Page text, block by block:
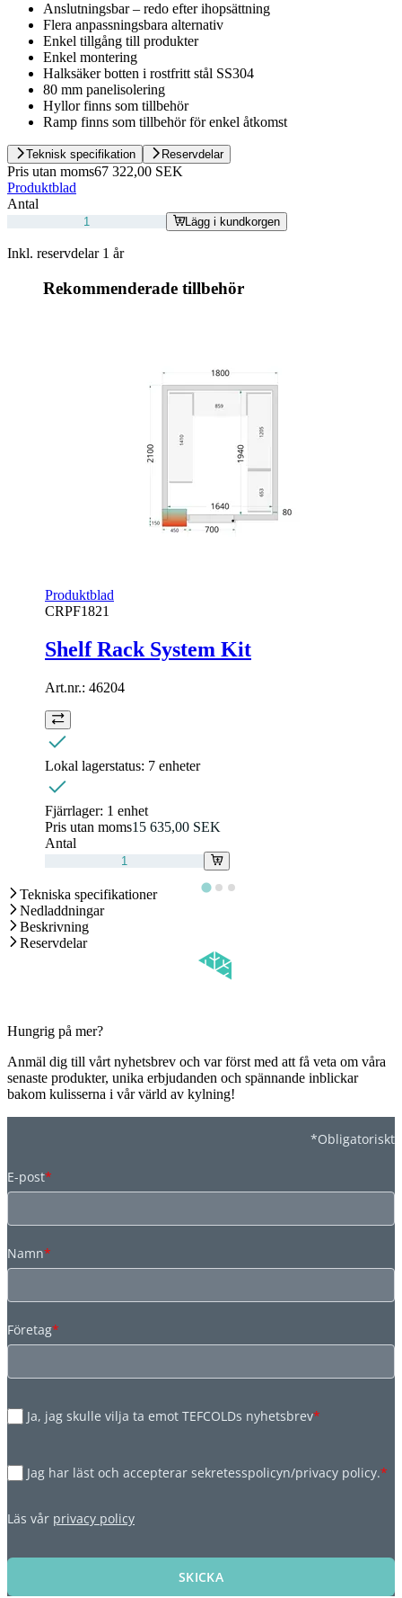
Anslutningsbar – redo efter ihopsättning
Flera anpassningsbara alternativ
Enkel tillgång till produkter
Enkel montering
Halksäker botten i rostfritt stål SS304
80 mm panelisolering
Hyllor finns som tillbehör
Ramp finns som tillbehör för enkel åtkomst
Teknisk specifikation Reservdelar
Pris utan moms67 322,00 SEK
Produktblad
Antal
Lägg i kundkorgen
Inkl. reservdelar 1 år
Rekommenderade tillbehör
Produktblad
CRPF1821
Shelf Rack System Kit
Art.nr.: 46204
Lokal lagerstatus: 7 enheter
Fjärrlager: 1 enhet
Pris utan moms15 635,00 SEK
Antal
Tekniska specifikationer
Nedladdningar
Beskrivning
Reservdelar
Hungrig på mer?
Anmäl dig till vårt nyhetsbrev och var först med att få veta om våra
senaste produkter, unika erbjudanden och spännande inblickar
bakom kulisserna i vår värld av kylning!
*Obligatoriskt
E-post*
Namn*
Företag*
Ja, jag skulle vilja ta emot TEFCOLDs nyhetsbrev*
Jag har läst och accepterar sekretesspolicyn/privacy policy.*
Läs vår privacy policy
SKICKA